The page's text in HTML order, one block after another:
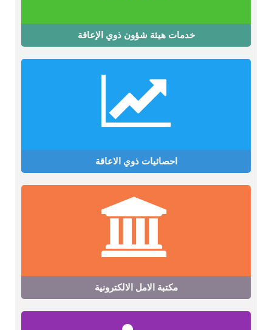
خدمات هيئة شؤون ذوي الإعاقة
احصائيات ذوي الاعاقة
مكتبة الامل الالكترونية